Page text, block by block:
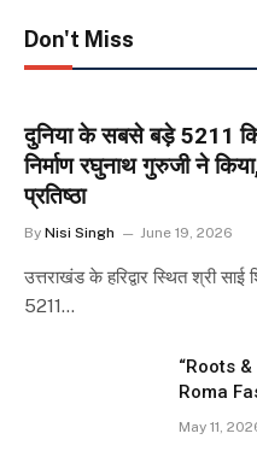
Don't Miss
दुनिया के सबसे बड़े 5211
निर्माण रघुनाथ गुरुजी ने
प्रतिष्ठा
By Nisi Singh June 19, 2026
उत्तराखंड के हरिद्वार स्थित श्री
5211…
“Roots
Roma
May 11,